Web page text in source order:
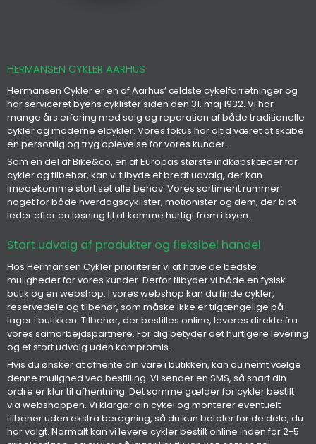
HERMANSEN CYKLER AARHUS
Hermansen Cykler er en af Aarhus’ ældste cykelforretninger og
har serviceret byens cyklister siden den 31. maj 1932. Vi har
mange års erfaring med salg og reparation af både traditionelle
cykler og moderne elcykler. Vores fokus har altid været at skabe
en personlig og tryg oplevelse for vores kunder.
Som en del af Bike&co, en af Europas største indkøbskæder for
cykler og tilbehør, kan vi tilbyde et bredt udvalg, der kan
imødekomme stort set alle behov. Vores sortiment rummer
noget for både hverdagscyklister, motionister og dem, der blot
leder efter en løsning til at komme hurtigt frem i byen.
Stort udvalg af produkter og fleksibel handel
Hos Hermansen Cykler prioriterer vi at have de bedste
muligheder for vores kunder. Derfor tilbyder vi både en fysisk
butik og en webshop. I vores webshop kan du finde cykler,
reservedele og tilbehør, som måske ikke er tilgængelige på
lager i butikken. Tilbehør, der bestilles online, leveres direkte fra
vores samarbejdspartnere. For dig betyder det hurtigere levering
og et stort udvalg uden kompromis.
Hvis du ønsker at afhente din vare i butikken, kan du nemt vælge
denne mulighed ved bestilling. Vi sender en SMS, så snart din
ordre er klar til afhentning. Det samme gælder for cykler bestilt
via webshoppen. Vi klargør din cykel og monterer eventuelt
tilbehør uden ekstra beregning, så du kun betaler for de dele, du
har valgt. Normalt kan vi levere cykler bestilt online inden for 2-5